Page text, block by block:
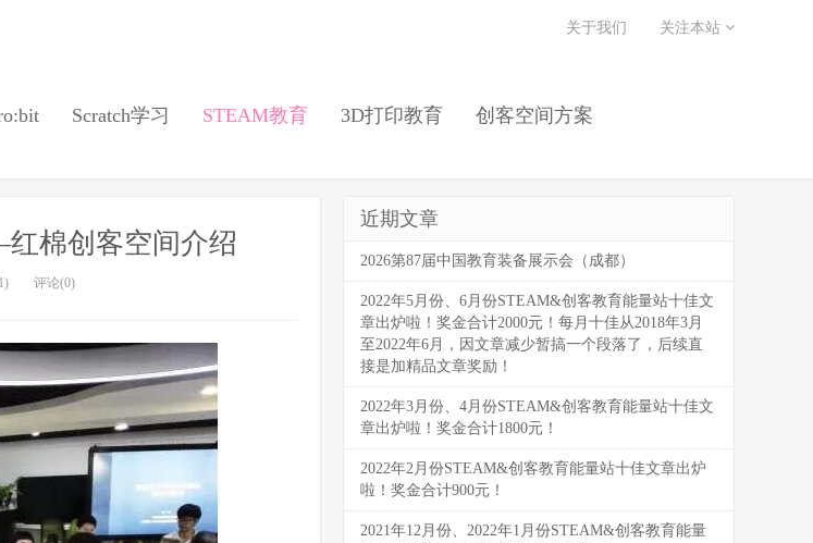
Scratch学习 STEAM教育 3D打印教育
创客空间方案
关于我们 关注本站
棉创客空间介绍
评论(0)
近期文章
2026第87届中国教育装备展示会（成都）
2022年5月份、6月份STEAM&创客教育能量站十佳文
章出炉啦！奖金合计2000元！每月十佳从2018年3月
至2022年6月，因文章减少暂搞一个段落了，后续直
接是加精品文章奖励！
2022年3月份、4月份STEAM&创客教育能量站十佳文
章出炉啦！奖金合计1800元！
2022年2月份STEAM&创客教育能量站十佳文章出炉
啦！奖金合计900元！
2021年12月份、2022年1月份STEAM&创客教育能量